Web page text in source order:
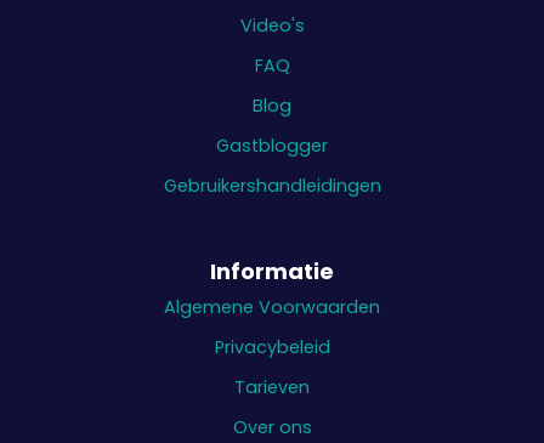
Video's
FAQ
Blog
Gastblogger
Gebruikershandleidingen
Informatie
Algemene Voorwaarden
Privacybeleid
Tarieven
Over ons